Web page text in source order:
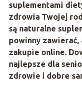
suplementami
zdrowia Twojej
są naturalne
powinny zawierać,
zakupie online.
najlepsze dla
zdrowie i dobre